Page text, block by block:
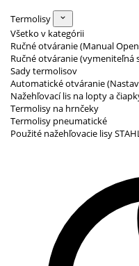
Termolisy
Všetko v kategórii
Ručné otváranie (Manual
Ručné otváranie (vymeniteľná
Sady termolisov
Automatické otváranie
Nažehľovací lis na lopty a
Termolisy na hrnčeky
Termolisy pneumatické
Použité nažehľovacie lisy